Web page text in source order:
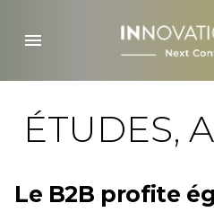
content
menu
ÉTUDES,
Le B2B profite